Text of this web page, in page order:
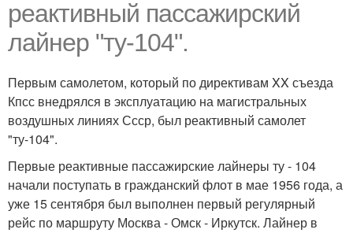
реактивный пассажирский
лайнер "ту-104".
Первым самолетом, который по директивам XX съезда
Кпсс внедрялся в эксплуатацию на магистральных
воздушных линиях Ссср, был реактивный самолет
"ту-104".
Первые реактивные пассажирские лайнеры ту - 104
начали поступать в гражданский флот в мае 1956 года, а
уже 15 сентября был выполнен первый регулярный
рейс по маршруту Москва - Омск - Иркутск. Лайнер в